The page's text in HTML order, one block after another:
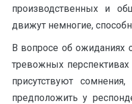
производственных и
движут немногие,
В вопросе об ожиданиях
тревожных
присутствуют
предположить у